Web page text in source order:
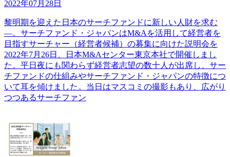
2022年07月28日
黎明期を迎えた日本のサーチファンドに新しい人財を求む
―。サーチファンド・ジャパンはM&Aを活用して経営者を
目指すサーチャー（経営者候補）の募集に向けた説明会を
2022年7月26日、日本M&Aセンター東京本社で開催しまし
た。平日夜にも関わらず経営者志望の数十人が出席し、サー
チファンドの仕組みやサーチファンド・ジャパンの特徴につ
いて耳を傾けました。当日はマスコミの撮影もあり、広がり
つつあるサーチファン